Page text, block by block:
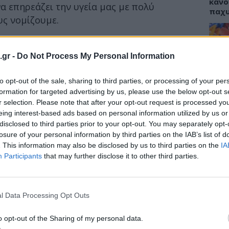
- Do Not Process My Personal Information
opt-out of the sale, sharing to third parties, or processing of your
for targeted advertising by us, please use the below opt-out
selection. Please note that after your opt-out request is processed
interest-based ads based on personal information utilized by us
to third parties prior to your opt-out. You may separately
of your personal information by third parties on the IAB’s list of
This information may also be disclosed by us to third parties on the
Participants that may further disclose it to other third parties.
Data Processing Opt Outs
opt-out of the Sharing of my personal data.
την υγεία μας με πολύ
νομίζουμε.
της πέψης είναι απλώς ένα από τα οφέλη
λιγότερες θερμίδες
σωματικού βάρους
το άγχος
εδραιώνοντας τις αναμνήσεις μας
προσοχής
σχετίζεται με μειωμένο κίνδυνο
οι επιστήμονες έχουν αρχίσει να
και από αυτές τις νευροεκφυλιστικές
ΙΣΑ: